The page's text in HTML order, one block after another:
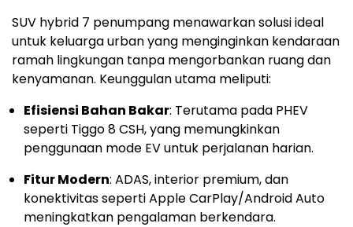
SUV hybrid 7 penumpang menawarkan solusi ideal
untuk keluarga urban yang menginginkan kendaraan
ramah lingkungan tanpa mengorbankan ruang dan
kenyamanan. Keunggulan utama meliputi:
Efisiensi Bahan Bakar: Terutama pada PHEV
seperti Tiggo 8 CSH, yang memungkinkan
penggunaan mode EV untuk perjalanan harian.
Fitur Modern: ADAS, interior premium, dan
konektivitas seperti Apple CarPlay/Android Auto
meningkatkan pengalaman berkendara.